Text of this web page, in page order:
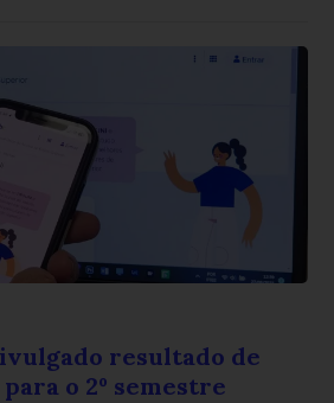
resultado de
o 2º semestre